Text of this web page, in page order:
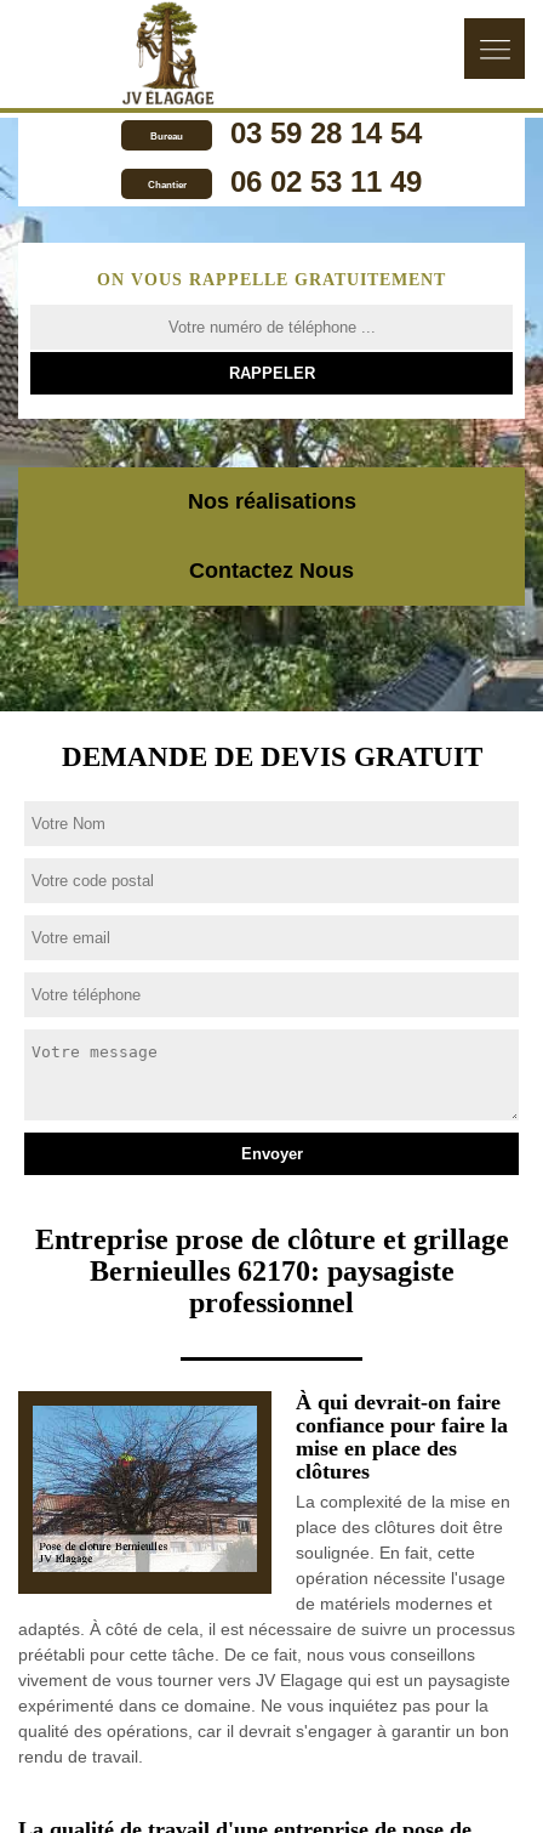
Bureau 03 59 28 14 54
Chantier 06 02 53 11 49
ON VOUS RAPPELLE GRATUITEMENT
Nos réalisations
Contactez Nous
DEMANDE DE DEVIS GRATUIT
Entreprise prose de clôture et grillage
Bernieulles 62170: paysagiste
professionnel
À qui devrait-on faire
confiance pour faire la
mise en place des
clôtures
La complexité de la mise en
place des clôtures doit être
soulignée. En fait, cette
opération nécessite l'usage
de matériels modernes et
adaptés. À côté de cela, il est nécessaire de suivre un processus
préétabli pour cette tâche. De ce fait, nous vous conseillons
vivement de vous tourner vers JV Elagage qui est un paysagiste
expérimenté dans ce domaine. Ne vous inquiétez pas pour la
qualité des opérations, car il devrait s'engager à garantir un bon
rendu de travail.